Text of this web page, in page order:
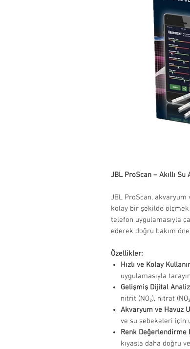
JBL ProScan – Akıllı
JBL ProScan, akvaryum
kolay bir şekilde
telefon uygulamasıyla
ederek doğru bakım
Özellikler:
Hızlı ve Kolay
uygulamasıyla
Gelişmiş Dijital Analiz
nitrit (NO₂), nitrat
Akvaryum ve Havuz
ve su şebekeleri için
Renk Değerlendirme
kıyasla daha doğru